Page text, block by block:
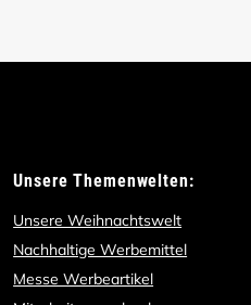
Unsere Themenwelten:
Unsere Weihnachtswelt
Nachhaltige Werbemittel
Messe Werbeartikel